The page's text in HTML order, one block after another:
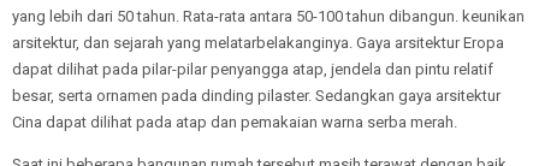
yang lebih dari 50 tahun. Rata-rata antara 50-100 tahun dibangun. keunikan
arsitektur, dan sejarah yang melatarbelakanginya. Gaya arsitektur Eropa
dapat dilihat pada pilar-pilar penyangga atap, jendela dan pintu relatif
besar, serta ornamen pada dinding pilaster. Sedangkan gaya arsitektur
Cina dapat dilihat pada atap dan pemakaian warna serba merah.